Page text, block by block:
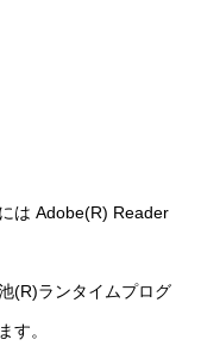
は Adobe(R) Reader
(R)ランタイムプログ
す。